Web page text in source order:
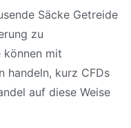
Säcke Getreide
zu
können mit
handeln, kurz CFDs
auf diese Weise